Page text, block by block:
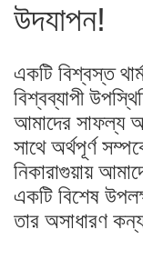
উদযাপন!
একটি বিশ্বস্ত
বিশ্বব্যাপী
আমাদের সাফল্য
সাথে অর্থপূর্ণ
নিকারাগুয়ায়
একটি বিশেষ
তার অসাধারণ